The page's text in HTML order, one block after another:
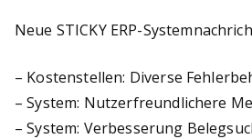
Neue STICKY ERP-
– Kostenstellen: Diverse
– System: Nutzerfreundlichere
– System: Verbesserung